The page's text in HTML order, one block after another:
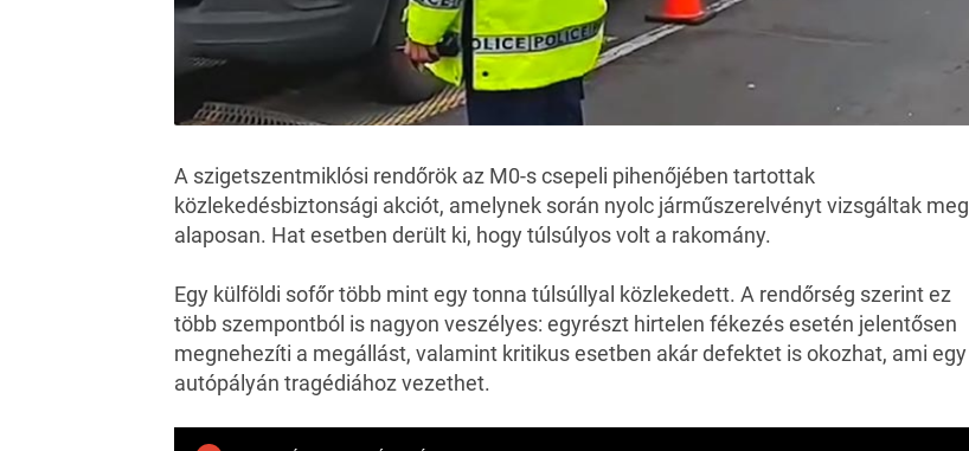
A szigetszentmiklósi rendőrök az M0-s csepeli pihenőjében tartottak
közlekedésbiztonsági akciót, amelynek során nyolc járműszerelvényt vizsgáltak meg
alaposan. Hat esetben derült ki, hogy túlsúlyos volt a rakomány.
Egy külföldi sofőr több mint egy tonna túlsúllyal közlekedett. A rendőrség szerint ez
több szempontból is nagyon veszélyes: egyrészt hirtelen fékezés esetén jelentősen
megnehezíti a megállást, valamint kritikus esetben akár defektet is okozhat, ami egy
autópályán tragédiához vezethet.